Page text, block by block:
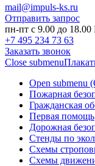
mail@impuls-ks.ru
Отправить запрос
пн-пт с 9.00 до
+7 495 234 73 63
Заказать звонок
Close submenu
Open submenu
Пожарная
Гражданская
Первая помощь
Дорожная
Стенды по
Схемы
Схемы